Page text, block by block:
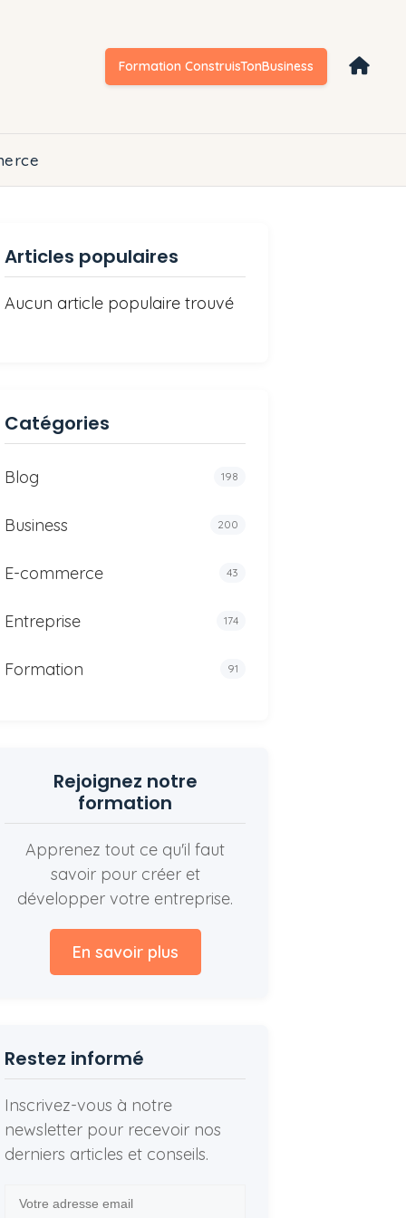
Formation ConstruisTonBusiness
Articles populaires
Aucun article populaire trouvé
Catégories
Blog 198
Business 200
E-commerce 43
Entreprise 174
Formation 91
Rejoignez notre
formation
Apprenez tout ce qu'il faut
savoir pour créer et
développer votre entreprise.
En savoir plus
Restez informé
Inscrivez-vous à notre
newsletter pour recevoir nos
derniers articles et conseils.